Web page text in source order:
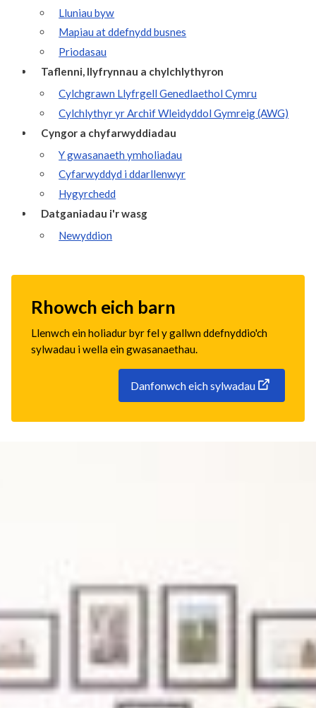
Lluniau byw
Mapiau at ddefnydd busnes
Priodasau
Taflenni, llyfrynnau a chylchlythyron
Cylchgrawn Llyfrgell Genedlaethol Cymru
Cylchlythyr yr Archif Wleidyddol Gymreig (AWG)
Cyngor a chyfarwyddiadau
Y gwasanaeth ymholiadau
Cyfarwyddyd i ddarllenwyr
Hygyrchedd
Datganiadau i'r wasg
Newyddion
Rhowch eich barn
Llenwch ein holiadur byr fel y gallwn ddefnyddio'ch
sylwadau i wella ein gwasanaethau.
Danfonwch eich sylwadau